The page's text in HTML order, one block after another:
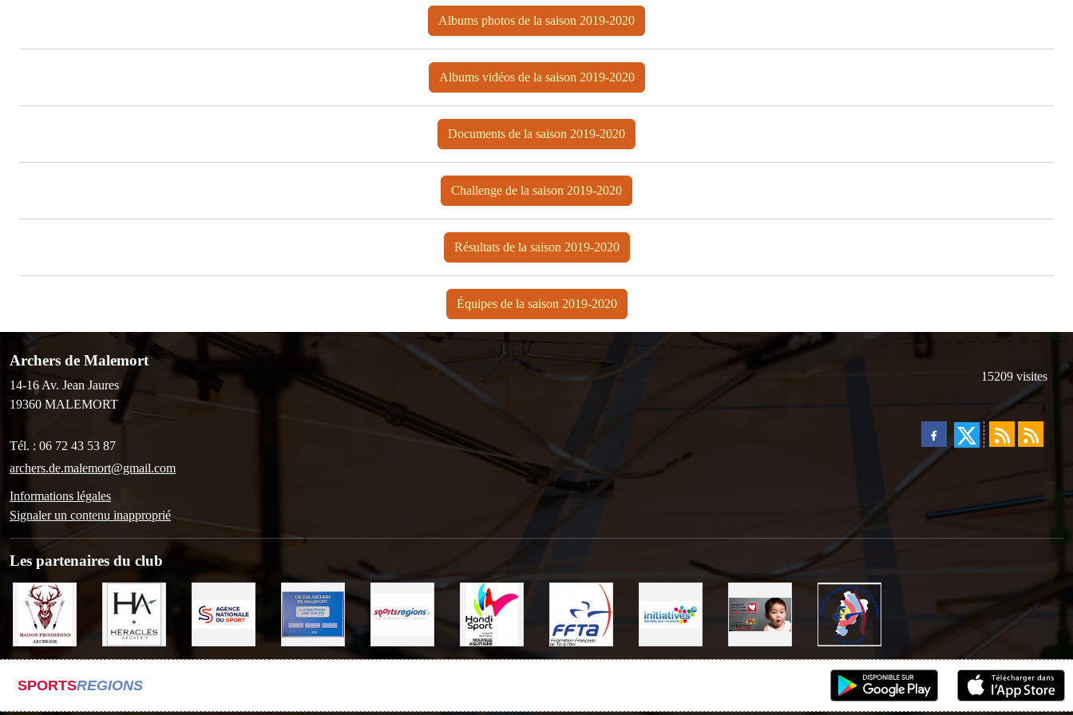
Albums photos de la saison 2019-2020
Albums vidéos de la saison 2019-2020
Documents de la saison 2019-2020
Challenge de la saison 2019-2020
Résultats de la saison 2019-2020
Équipes de la saison 2019-2020
Archers de Malemort
14-16 Av. Jean Jaures
19360 MALEMORT
Tél. : 06 72 43 53 87
archers.de.malemort@gmail.com
Informations légales
Signaler un contenu inapproprié
15209 visites
Les partenaires du club
SPORTSREGIONS